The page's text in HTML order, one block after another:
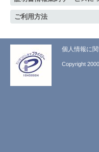
ご利用方法
個人情報に
Copyright